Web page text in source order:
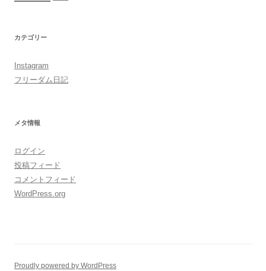
カテゴリー
Instagram
フリーダム日記
メタ情報
ログイン
投稿フィード
コメントフィード
WordPress.org
Proudly powered by WordPress